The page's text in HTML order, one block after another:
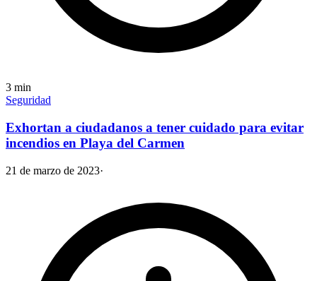
3 min
Seguridad
Exhortan a ciudadanos a tener cuidado para evitar
incendios en Playa del Carmen
21 de marzo de 2023·